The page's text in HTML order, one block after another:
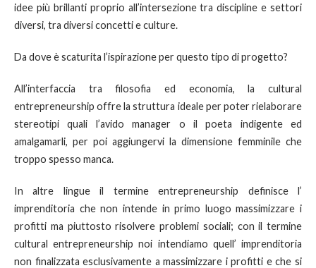
idee più brillanti proprio all’intersezione tra discipline e settori
diversi, tra diversi concetti e culture.
Da dove è scaturita l’ispirazione per questo tipo di progetto?
All’interfaccia tra filosofia ed economia, la cultural
entrepreneurship offre la struttura ideale per poter rielaborare
stereotipi quali l’avido manager o il poeta indigente ed
amalgamarli, per poi aggiungervi la dimensione femminile che
troppo spesso manca.
In altre lingue il termine entrepreneurship definisce l’
imprenditoria che non intende in primo luogo massimizzare i
profitti ma piuttosto risolvere problemi sociali; con il termine
cultural entrepreneurship noi intendiamo quell’ imprenditoria
non finalizzata esclusivamente a massimizzare i profitti e che si